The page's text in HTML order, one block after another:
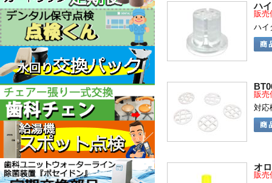
ハ
販売
ハイ
販売
対応
オ
販売